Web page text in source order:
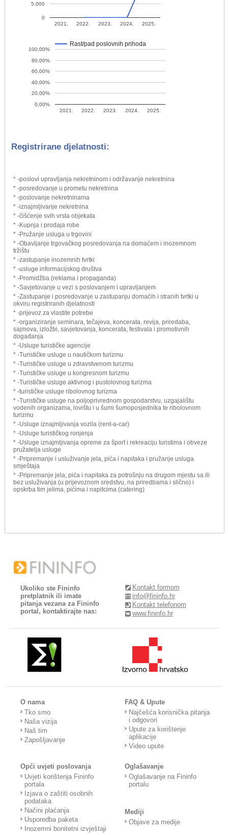
2021. 2022. 2023. 2024. 2025.
0
5.000
Rast/pad poslovnih prihoda
2021. 2022. 2023. 2024. 2025.
0,00%
20,00%
40,00%
60,00%
80,00%
100,00%
Registrirane djelatnosti:
* -poslovi upravljanja nekretninom i održavanje nekretnina
* -posredovanje u prometu nekretnina
* -poslovanje nekretninama
* -iznajmljivanje nekretnina
* -čišćenje svih vrsta objekata
* -Kupnja i prodaja robe
* -Pružanje usluga u trgovini
* -Obavljanje trgovačkog posredovanja na domaćem i inozemnom
tržištu
* -zastupanje inozemnih tvrtki
* -usluge informacijskog društva
* -Promidžba (reklama i propaganda)
* -Savjetovanje u vezi s poslovanjem i upravljanjem
* -Zastupanje i posredovanje u zastupanju domaćih i stranih tvrtki u
okviru registriranih djelatnosti
* -prijevoz za vlastite potrebe
* -organiziranje seminara, tečajeva, koncerata, revija, priredaba,
sajmova, izložbi, savjetovanja, koncerata, festivala i promotivnih
događanja
* -Usluge turističke agencije
* -Turističke usluge u nautičkom turizmu
* -Turističke usluge u zdravstvenom turizmu
* -Turističke usluge u kongresnom turizmu
* -Turističke usluge aktivnog i pustolovnog turizma
* -turističke usluge ribolovnog turizma
* -Turističke usluge na poljoprivrednom gospodarstvu, uzgajalištu
vodenih organizama, lovištu i u šumi šumoposjednika te ribolovnom
turizmu
* -Usluge iznajmljivanja vozila (rent-a-car)
* -Usluge turističkog ronjenja
* -Usluge iznajmljivanja opreme za šport i rekreaciju turistima i obveze
pružatelja usluge
* -Pripremanje i usluživanje jela, pića i napitaka i pružanje usluga
smještaja
* -Pripremanje jela, pića i napitaka za potrošnju na drugom mjestu sa ili
bez usluživanja (u prijevoznom sredstvu, na priredbama i slično) i
opskrba tim jelima, pićima i napitcima (catering)
Ukoliko ste Fininfo
pretplatnik ili imate
pitanja vezana za Fininfo
portal, kontaktirajte nas:
Kontakt formom
info@fininfo.hr
Kontakt telefonom
www.fininfo.hr
O nama
Tko smo
Naša vizija
Naš tim
Zapošljavanje
FAQ & Upute
Najčešća korisnička pitanja
i odgovori
Upute za korištenje
aplikacije
Video upute
Opći uvjeti poslovanja
Uvjeti korištenja Fininfo
portala
Izjava o zaštiti osobnih
podataka
Načini plaćanja
Usporedba paketa
Inozemni bonitetni izvještaji
Oglašavanje
Oglašavanje na Fininfo
portalu
Mediji
Objave za medije